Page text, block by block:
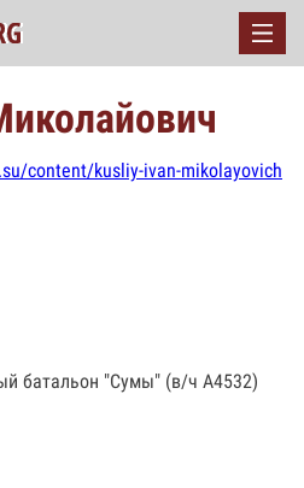
content/kusliy-ivan-mikolayovich
батальон "Сумы" (в/ч А4532)